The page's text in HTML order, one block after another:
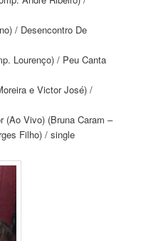
/ Desencontro De
Lourenço) / Peu Canta
e Victor José) /
(Ao Vivo) (Bruna Caram –
Filho) / single